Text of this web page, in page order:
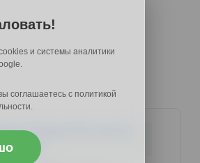
и системы аналитики
соглашаетесь с политикой